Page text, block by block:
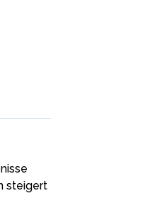
steigert